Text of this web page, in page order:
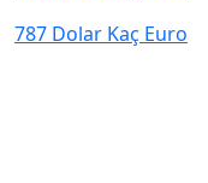
787 Dolar Kaç Euro